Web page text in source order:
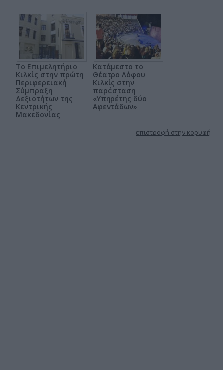
Το Επιμελητήριο
Κιλκίς στην πρώτη
Περιφερειακή
Σύμπραξη
Δεξιοτήτων της
Κεντρικής
Μακεδονίας
Κατάμεστο το
Θέατρο Λόφου
Κιλκίς στην
παράσταση
«Υπηρέτης δύο
Αφεντάδων»
επιστροφή στην κορυφή